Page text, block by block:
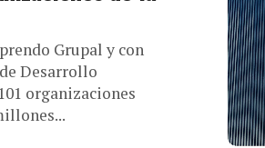
Grupal y con
Desarrollo
organizaciones